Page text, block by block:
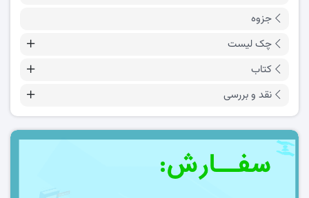
جزوه
چک لیست
کتاب
نقد و بررسی